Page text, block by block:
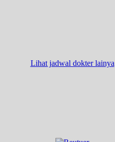
Lihat jadwal dokter lainya